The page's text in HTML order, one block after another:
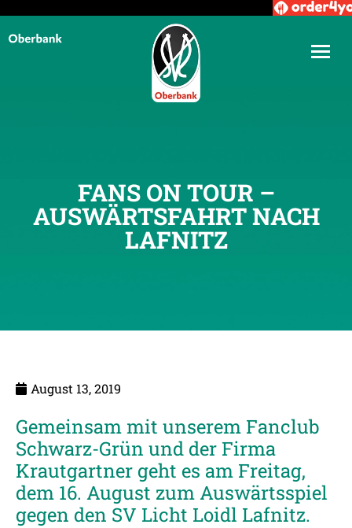
FANS ON TOUR –
AUSWÄRTSFAHRT NACH
LAFNITZ
August 13, 2019
Gemeinsam mit unserem Fanclub
Schwarz-Grün und der Firma
Krautgartner geht es am Freitag,
dem 16. August zum Auswärtsspiel
gegen den SV Licht Loidl Lafnitz.